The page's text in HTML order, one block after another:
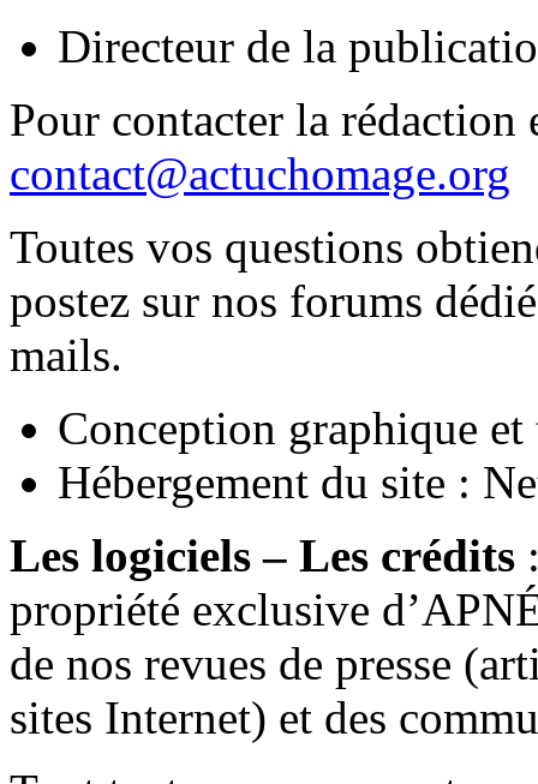
Directeur de la
Pour contacter la rédaction
contact@actuchomage.org
Toutes vos questions
postez sur nos forums
mails.
Conception graphique
Hébergement du site :
Les logiciels – Les crédits
propriété exclusive
de nos revues de presse
sites Internet) et des